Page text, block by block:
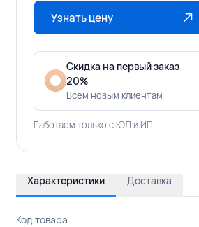
Узнать цену
Скидка на первый заказ
20%
Всем новым клиентам
Работаем только с ЮЛ и ИП
Характеристики Доставка
Код товара